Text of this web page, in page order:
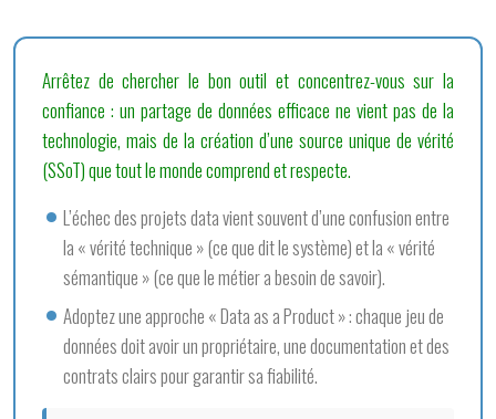
Arrêtez de chercher le bon outil et concentrez-vous sur la
confiance : un partage de données efficace ne vient pas de la
technologie, mais de la création d’une source unique de vérité
(SSoT) que tout le monde comprend et respecte.
L’échec des projets data vient souvent d’une confusion entre
la « vérité technique » (ce que dit le système) et la « vérité
sémantique » (ce que le métier a besoin de savoir).
Adoptez une approche « Data as a Product » : chaque jeu de
données doit avoir un propriétaire, une documentation et des
contrats clairs pour garantir sa fiabilité.